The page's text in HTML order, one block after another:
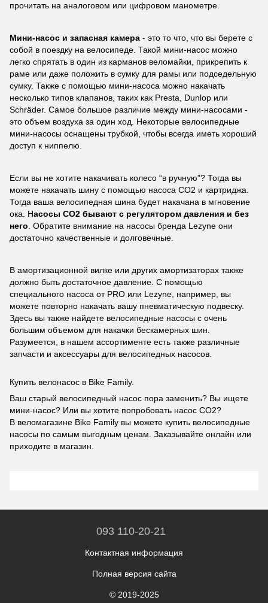
прочитать на аналоговом или цифровом манометре.
Мини-насос и запасная камера - это то что, что вы берете с
собой в поездку на велосипеде. Такой мини-насос можно
легко спрятать в один из карманов веломайки, прикрепить к
раме или даже положить в сумку для рамы или подседельную
сумку. Также с помощью мини-насоса можно накачать
несколько типов клапанов, таких как Presta, Dunlop или
Schräder. Самое большое различие между мини-насосами -
это объем воздуха за один ход. Некоторые велосипедные
мини-насосы оснащены трубкой, чтобы всегда иметь хороший
доступ к ниппелю.
Если вы не хотите накачивать колесо “в ручную”? Тогда вы
можете накачать шину с помощью насоса CO2 и картриджа.
Тогда ваша велосипедная шина будет накачана в мгновение
ока. Насосы CO2 бывают с регулятором давления и без
него . Обратите внимание на насосы бренда Lezyne они
достаточно качественные и долговечные.
В амортизационной вилке или других амортизаторах также
должно быть достаточное давление. С помощью
специального насоса от PRO или Lezyne, например, вы
можете повторно накачать вашу пневматическую подвеску.
Здесь вы также найдете велосипедные насосы с очень
большим объемом для накачки бескамерных шин.
Разумеется, в нашем ассортименте есть также различные
запчасти и аксессуары для велосипедных насосов.
Купить велонасос в Bike Family.
Ваш старый велосипедный насос пора заменить? Вы ищете
мини-насос? Или вы хотите попробовать насос CO2?
В веломагазине Bike Family вы можете купить велосипедные
насосы по самым выгодным ценам. Заказывайте онлайн или
приходите в магазин.
093 110-20-21
Контактная информация
Полная версия сайта
© 2019-2025